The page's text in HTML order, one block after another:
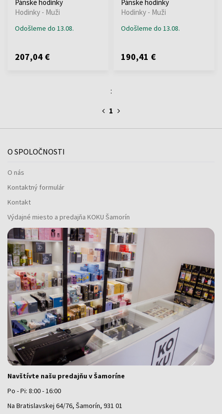
Pánske hodinky
Hodinky - Muži
Odošleme do 13.08.
207,04 €
Pánske hodinky
Hodinky - Muži
Odošleme do 13.08.
190,41 €
:
1
O SPOLOČNOSTI
O nás
Kontaktný formulár
Kontakt
Výdajné miesto a predajňa KOKU Šamorín
Navštívte našu predajňu v Šamoríne
Po - Pi: 8:00 - 16:00
Na Bratislavskej 64/76, Šamorín, 931 01